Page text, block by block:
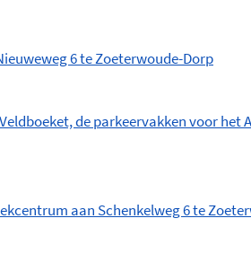
6 te Zoeterwoude-Dorp
de parkeervakken voor het
aan Schenkelweg 6 te